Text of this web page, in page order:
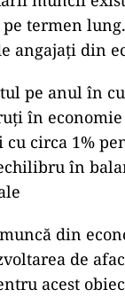
termen
angajați din
pe anul în
în
circa 1%
în
din
de
acest